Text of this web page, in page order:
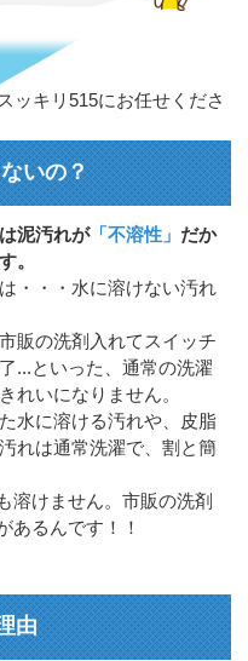
いの？
泥汚れが「不溶性」 だか
。
・・・水に溶けない汚れ
販の洗剤入れてスイッチ
...といった、通常の洗濯
れいになりません。
水に溶ける汚れや、皮脂
れは通常洗濯で、割と簡
溶けません。市販の洗剤
あるんです！！
由